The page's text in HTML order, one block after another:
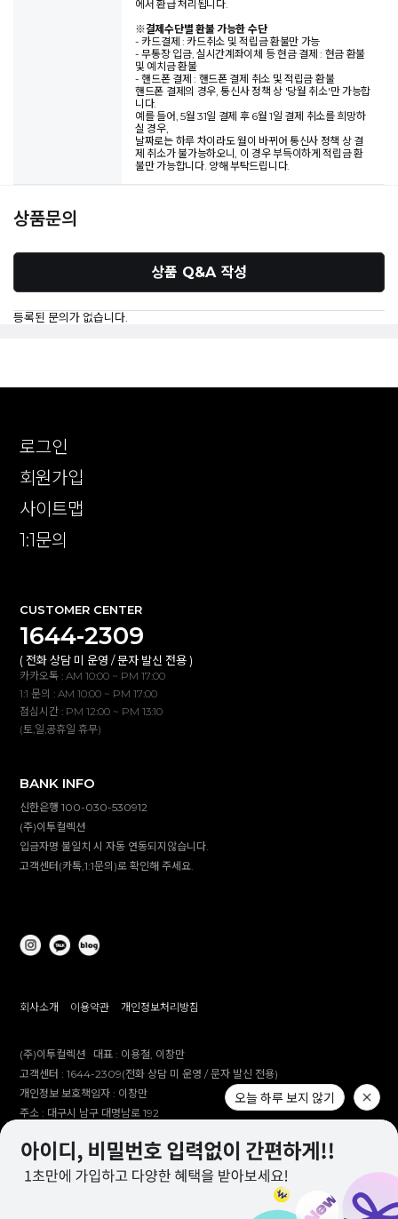
에서 환급 처리됩니다.
※결제수단별 환불 가능한 수단
- 카드결제 : 카드취소 및 적립금 환불만 가능
- 무통장 입금, 실시간계좌이체 등 현금 결제 : 현금 환불
및 예치금 환불
- 핸드폰 결제 : 핸드폰 결제 취소 및 적립금 환불
핸드폰 결제의 경우, 통신사 정책 상 '당월 취소'만 가능합
니다.
예를 들어, 5월 31일 결제 후 6월 1일 결제 취소를 희망하
실 경우,
날짜로는 하루 차이라도 월이 바뀌어 통신사 정책 상 결
제 취소가 불가능하오니, 이 경우 부득이하게 적립금 환
불만 가능합니다. 양해 부탁드립니다.
상품문의
상품 Q&A 작성
등록된 문의가 없습니다.
로그인
회원가입
사이트맵
1:1문의
CUSTOMER CENTER
1644-2309
( 전화 상담 미 운영 / 문자 발신 전용 )
카카오톡 : AM 10:00 ~ PM 17:00
1:1 문의 : AM 10:00 ~ PM 17:00
점심시간 : PM 12:00 ~ PM 13:10
(토,일,공휴일 휴무)
BANK INFO
신한은행 100-030-530912
(주)이투컬렉션
입금자명 불일치 시 자동 연동되지않습니다.
고객센터(카톡,1:1문의)로 확인해 주세요.
회사소개 이용약관 개인정보처리방침
(주)이투컬렉션 대표 : 이용철, 이창만
고객센터 :1644-2309(전화 상담 미 운영 / 문자 발신 전용)
개인정보 보호책임자 : 이창만
주소 : 대구시 남구 대명남로 192
통신판매업 신고번호 :제 2012-대구남구-0241호
제안 문의 : e2co@dailylike.co.kr
오늘 하루 보지 않기